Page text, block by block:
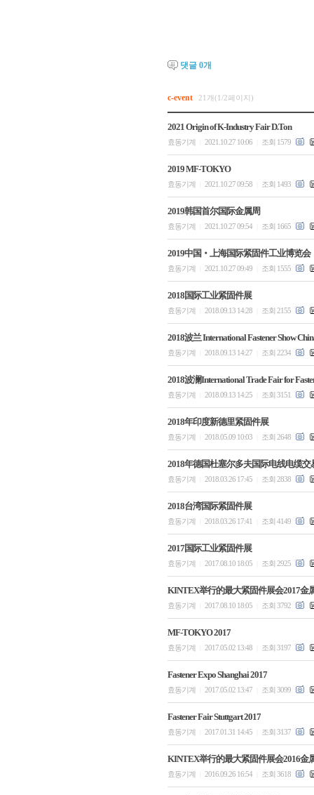
댓글 0개
c-event 21개(1/2페이지)
2021 Origin of K-Industry Fair D.Ton
효동기계 2021.10.27 10:06 조회 1579
2019 MF-TOKYO
효동기계 2021.10.27 09:58 조회 1493
2019韩国首尔国际金属周
효동기계 2021.10.27 09:54 조회 1665
2019中国‧上海国际紧固件工业博览会
효동기계 2021.10.27 09:49 조회 1555
2018国际工业紧固件展
효동기계 2018.09.13 14:28 조회 2155
2018波兰 International Fastener Show
효동기계 2018.09.13 14:27 조회 2234
2018波澜International Trade Fair for
효동기계 2018.09.13 14:25 조회 3151
2018年印度新德里紧固件展
효동기계 2018.05.09 10:03 조회 2648
2018年德国杜塞尔多夫国际电线电缆交
효동기계 2018.03.26 17:45 조회 2838
2018台湾国际紧固件展
효동기계 2018.03.26 17:41 조회 4149
2017国际工业紧固件展
효동기계 2017.08.10 18:05 조회 2925
KINTEX举行的最大紧固件展会2017金
효동기계 2017.08.10 18:05 조회 3792
MF-TOKYO 2017
효동기계 2017.05.02 13:48 조회 3197
Fastener Expo Shanghai 2017
효동기계 2017.05.02 13:47 조회 3099
Fastener Fair Stuttgart 2017
효동기계 2017.01.31 14:45 조회 3137
KINTEX举行的最大紧固件展会2016金
효동기계 2016.09.26 16:54 조회 3618